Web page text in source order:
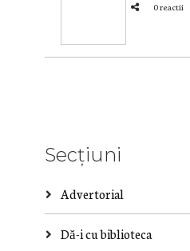
0 reactii
Secțiuni
Advertorial
Dă-i cu biblioteca